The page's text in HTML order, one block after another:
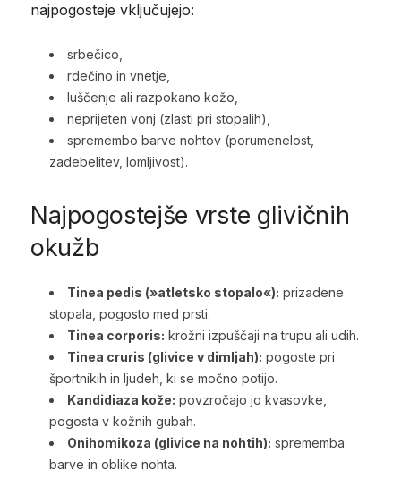
najpogosteje vključujejo:
srbečico,
rdečino in vnetje,
luščenje ali razpokano kožo,
neprijeten vonj (zlasti pri stopalih),
spremembo barve nohtov (porumenelost,
zadebelitev, lomljivost).
Najpogostejše vrste glivičnih
okužb
Tinea pedis (»atletsko stopalo«): prizadene
stopala, pogosto med prsti.
Tinea corporis: krožni izpuščaji na trupu ali udih.
Tinea cruris (glivice v dimljah): pogoste pri
športnikih in ljudeh, ki se močno potijo.
Kandidiaza kože: povzročajo jo kvasovke,
pogosta v kožnih gubah.
Onihomikoza (glivice na nohtih): sprememba
barve in oblike nohta.